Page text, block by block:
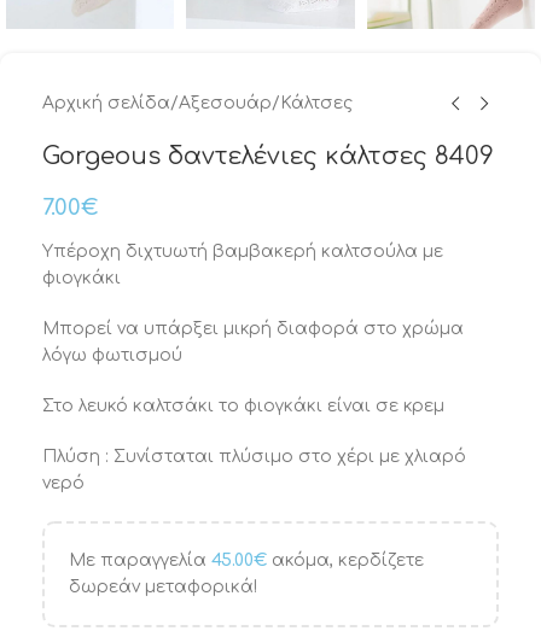
Αρχική σελίδα/Αξεσουάρ/ Κάλτσες
Gorgeous δαντελένιες κάλτσες 8409
7.00€
Υπέροχη διχτυωτή βαμβακερή καλτσούλα με
φιογκάκι
Μπορεί να υπάρξει μικρή διαφορά στο χρώμα
λόγω φωτισμού
Στο λευκό καλτσάκι το φιογκάκι είναι σε κρεμ
Πλύση : Συνίσταται πλύσιμο στο χέρι με χλιαρό
νερό
Με παραγγελία 45.00€ ακόμα, κερδίζετε
δωρεάν μεταφορικά!